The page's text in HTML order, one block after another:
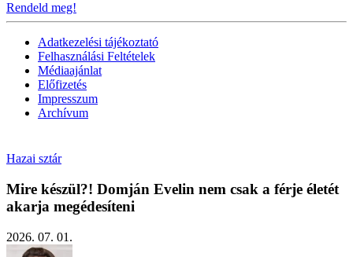
Rendeld meg!
Adatkezelési tájékoztató
Felhasználási Feltételek
Médiaajánlat
Előfizetés
Impresszum
Archívum
Hazai sztár
Mire készül?! Domján Evelin nem csak a férje életét
akarja megédesíteni
2026. 07. 01.